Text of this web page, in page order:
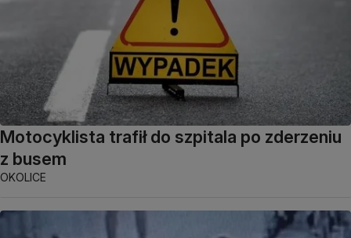
Motocyklista trafił do szpitala po zderzeniu
z busem
OKOLICE